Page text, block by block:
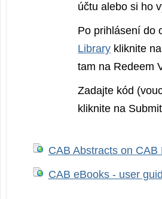
účtu alebo si ho
Po prihlásení do
Library kliknite
tam na Redeem
Zadajte kód
kliknite na
CAB Abstracts on
CAB eBooks - user